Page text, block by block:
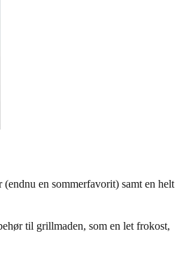
en sommerfavorit) samt en helt
til grillmaden, som en let frokost,